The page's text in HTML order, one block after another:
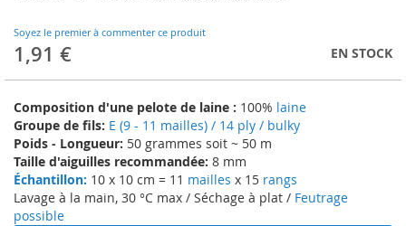
Soyez le premier à commenter ce produit
1,91 € EN STOCK
Composition d'une pelote de laine : 100% laine
Groupe de fils: E (9 - 11 mailles) / 14 ply / bulky
Poids - Longueur: 50 grammes soit ~ 50 m
Taille d'aiguilles recommandée: 8 mm
Échantillon: 10 x 10 cm = 11 mailles x 15 rangs
Lavage à la main, 30 °C max / Séchage à plat / Feutrage
possible
to
beginning
of
the
gallery